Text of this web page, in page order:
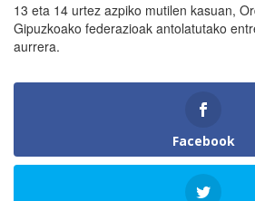
13 eta 14 urtez azpiko mutilen kasuan,
Gipuzkoako federazioak antolatutako
aurrera.
Facebook